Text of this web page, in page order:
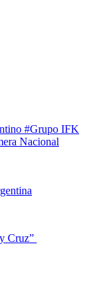
#Grupo IFK
Nacional
Cruz”